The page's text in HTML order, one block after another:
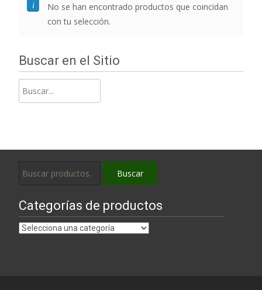
No se han encontrado productos que coincidan
con tu selección.
Buscar en el Sitio
Buscar:
Buscar
Buscar
Categorías de productos